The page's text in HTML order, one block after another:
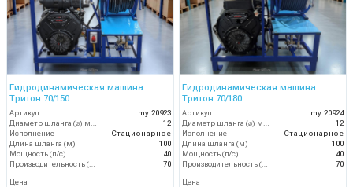
Гидродинамическая машина
Тритон 70/150
Артикул
my.20923
12
Исполнение
Стационарное
Длина шланга (м)
100
Мощность (л/с)
40
70
Цена
Гидродинамическая машина
Тритон 70/180
Артикул
my.20924
12
Исполнение
Стационарное
Длина шланга (м)
100
Мощность (л/с)
40
70
Цена